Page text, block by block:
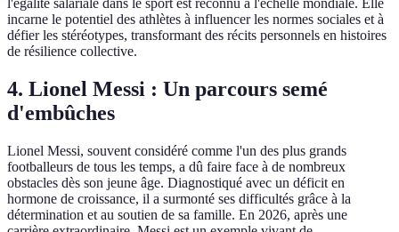
l'égalité salariale dans le sport est reconnu à l'échelle mondiale. Elle
incarne le potentiel des athlètes à influencer les normes sociales et à
défier les stéréotypes, transformant des récits personnels en histoires
de résilience collective.
4. Lionel Messi : Un parcours semé
d'embûches
Lionel Messi, souvent considéré comme l'un des plus grands
footballeurs de tous les temps, a dû faire face à de nombreux
obstacles dès son jeune âge. Diagnostiqué avec un déficit en
hormone de croissance, il a surmonté ses difficultés grâce à la
détermination et au soutien de sa famille. En 2026, après une